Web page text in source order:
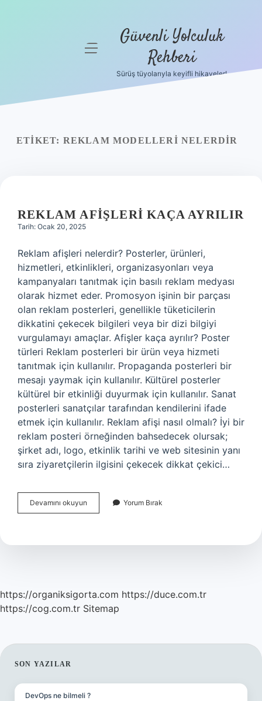
menüyü Güvenli Yolculuk
Rehberi
Sürüş tüyolarıyla keyifli hikayeler!
ETIKET: REKLAM MODELLERI NELERDIR
REKLAM AFIŞLERI KAÇA AYRILIR
Tarih: Ocak 20, 2025
Reklam afişleri nelerdir? Posterler, ürünleri,
hizmetleri, etkinlikleri, organizasyonları veya
kampanyaları tanıtmak için basılı reklam medyası
olarak hizmet eder. Promosyon işinin bir parçası
olan reklam posterleri, genellikle tüketicilerin
dikkatini çekecek bilgileri veya bir dizi bilgiyi
vurgulamayı amaçlar. Afişler kaça ayrılır? Poster
türleri Reklam posterleri bir ürün veya hizmeti
tanıtmak için kullanılır. Propaganda posterleri bir
mesajı yaymak için kullanılır. Kültürel posterler
kültürel bir etkinliği duyurmak için kullanılır. Sanat
posterleri sanatçılar tarafından kendilerini ifade
etmek için kullanılır. Reklam afişi nasıl olmalı? İyi bir
reklam posteri örneğinden bahsedecek olursak;
şirket adı, logo, etkinlik tarihi ve web sitesinin yanı
sıra ziyaretçilerin ilgisini çekecek dikkat çekici…
Devamını okuyun
Afişleri
Yorum Bırak
https://organiksigorta.com https://duce.com.tr
https://cog.com.tr Sitemap
SIDEBAR
SON YAZILAR
DevOps ne bilmeli ?